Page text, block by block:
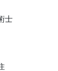
士